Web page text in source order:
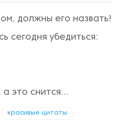
должны его назвать!
сегодня убедиться:
это снится...
красивые цитаты